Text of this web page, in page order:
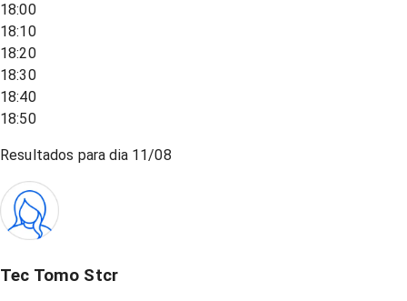
18:00
18:10
18:20
18:30
18:40
18:50
Resultados para dia 11/08
Tec Tomo Stcr